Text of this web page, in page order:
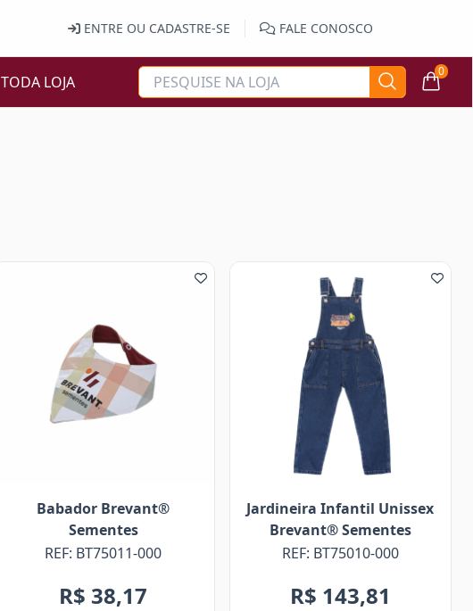
ENTRE OU CADASTRE-SE FALE CONOSCO
TODA LOJA
0
Babador Brevant®
Sementes
REF: BT75011-000
R$ 38,17
Jardineira Infantil Unissex
Brevant® Sementes
REF: BT75010-000
R$ 143,81